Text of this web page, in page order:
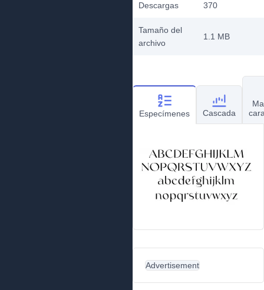
Descargas
370
Tamaño del
archivo
1.1 MB
Especímenes Cascada
Advertisement